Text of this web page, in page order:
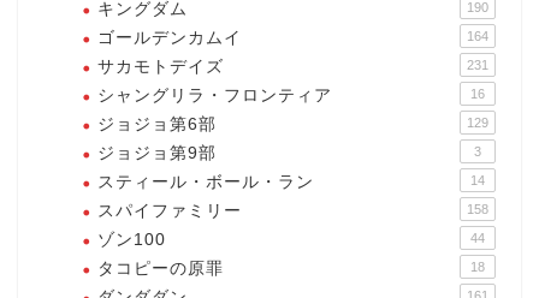
キングダム 190
ゴールデンカムイ 164
サカモトデイズ 231
シャングリラ・フロンティア 16
ジョジョ第6部 129
ジョジョ第9部 3
スティール・ボール・ラン 14
スパイファミリー 158
ゾン100 44
タコピーの原罪 18